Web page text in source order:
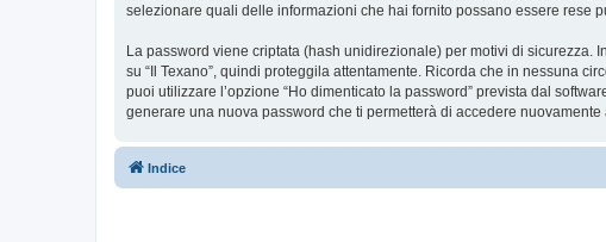
selezionare quali delle informazioni che hai fornito possano essere rese
La password viene criptata (hash unidirezionale) per motivi di sicurezza.
su “Il Texano”, quindi proteggila attentamente. Ricorda che in nessuna
puoi utilizzare l’opzione “Ho dimenticato la password” prevista dal
generare una nuova password che ti permetterà di accedere nuovamente
Indice